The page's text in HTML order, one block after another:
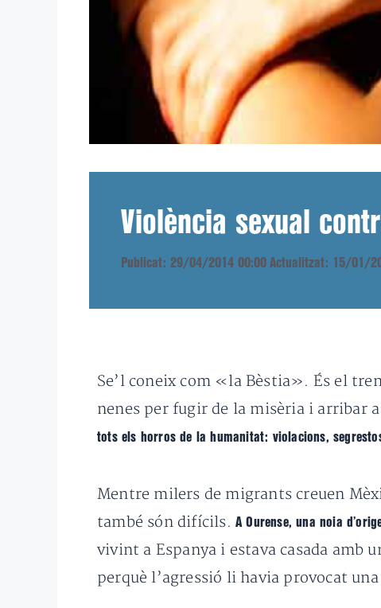
Violència sexual
Publicat: 29/04/2014 00:00 Actualitzat: 15/01/
Se’l coneix com «la Bèstia». És el
nenes per fugir de la misèria i arribar
tots els horros de la humanitat: violacions,
Mentre milers de migrants creuen
també són difícils. A Ourense, una noia
vivint a Espanya i estava casada amb
perquè l’agressió li havia provocat